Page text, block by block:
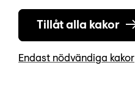
Tillåt alla kakor
Endast nödvändiga kakor